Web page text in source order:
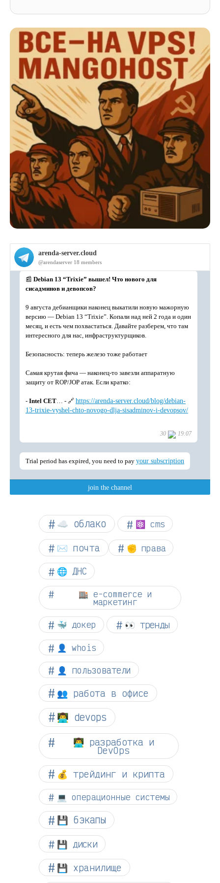
☁︎ облако ⚛ cms
✉️ почта ✊ права
🌐 ДНС
🏬 e-commerce и
маркетинг
🐳 докер 👀 тренды
👤 whois
👤 пользователи
👥 работа в офисе
👨‍💻 devops
👨‍💻 разработка и
DevOps
💰 трейдинг и крипта
💻 операционные системы
💾 бэкапы
💾 диски
💾 хранилище